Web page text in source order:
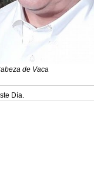
de Vaca
Día.